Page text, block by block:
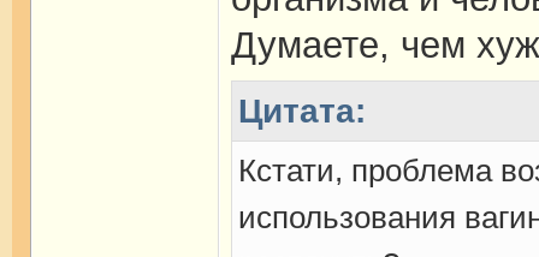
Думаете, чем
Цитата:
Кстати, проблема
использования